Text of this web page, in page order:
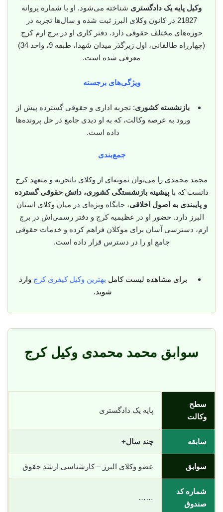
وکیل پایه یک دادگستری شناخته می‌شود. او با شماره پروانه
21827 در کانون وکلای البرز ثبت شده و سال‌ها تجربه در
حوزه‌های مختلف حقوقی دارد. دفتر کاری او در برج ارم کرج
(چهارراه طالقانی، اول زیرگذر میدان شهدا، طبقه 9، واحد 34)
معرفی شده است.
ویژگی‌های برجسته
بازنشسته کشوری: تجربه اداری و حقوقی گسترده پیش از
ورود به عرصه وکالت، که به او دیدی جامع در حل پرونده‌ها
داده است.
جمع‌بندی
محمد محمدی را می‌توان نمونه‌ای از وکلای باتجربه و متعهد کرج
دانست که با پیشینه بازنشستگی کشوری، دانش حقوقی گسترده
و پایبندی به اصول اخلاقی، جایگاه ویژه‌ای در میان وکلای استان
البرز دارد. حضور او در عظیمیه کرج و دفتر رسمی‌اش در برج
ارم، دسترسی آسان برای موکلان فراهم کرده و خدمات حقوقی
جامع او را در دسترس قرار داده است.
برای مشاهده لیست کامل بهترین وکیل کیفری کرج وارد
شوید.
سوابق محمد محمدی وکیل کرج
سطح
وکالت
پایه یک دادگستری
سابقه چند سال+
سوابق عضو وکلای البرز – کارشناسی ارشد حقوق
شماره کد
صندوق
……